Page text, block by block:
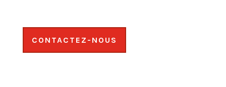
CONTACTEZ-NOUS